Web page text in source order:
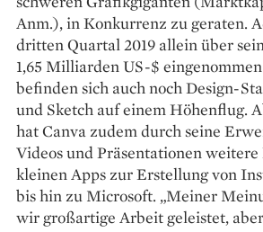
Anm.), in Konkurrenz zu geraten.
dritten Quartal 2019 allein über
1,65 Milliarden US-$
befinden sich auch noch Design-
und Sketch auf einem Höhenflug.
hat Canva zudem durch seine
Videos und Präsentationen weitere
kleinen Apps zur Erstellung von
bis hin zu Microsoft. „Meiner
wir großartige Arbeit geleistet,